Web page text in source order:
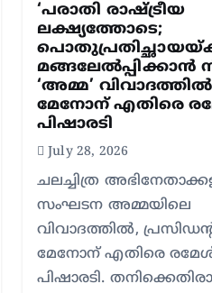
‘പരാതി രാഷ്ട്രീയ
ലക്ഷ്യത്തോടെ;
മങ്ങലേല്‍പ്പിക്കാന്‍
‘അമ്മ’
മേനോന് എതിരെ
പിഷാരടി
July 28, 2026
ചലച്ചിത്ര
സംഘടന അമ്മയിലെ
വിവാദത്തില്‍,
മേനോന് എതിരെ
പിഷാരടി.